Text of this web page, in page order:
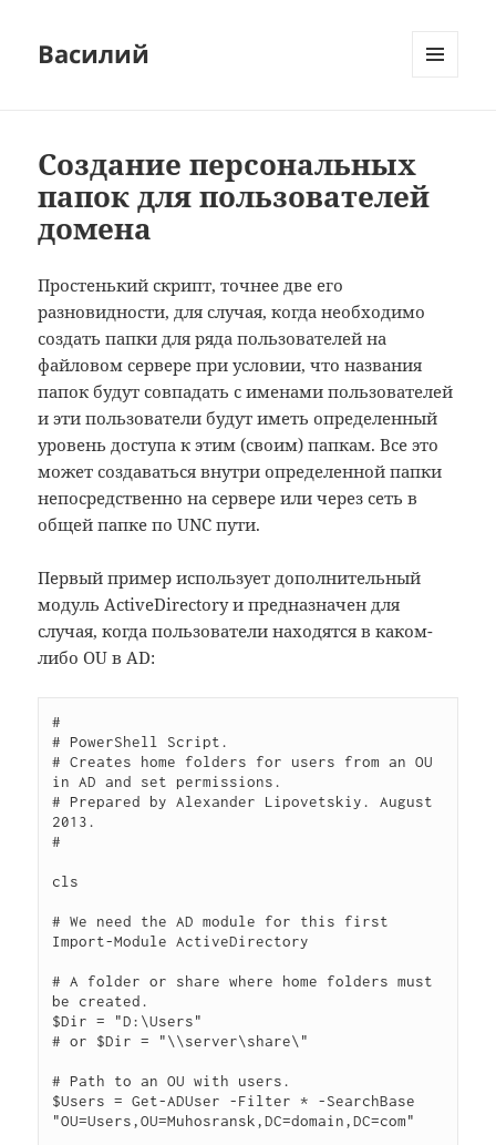
Василий
Создание персональных
папок для пользователей
домена
Простенький скрипт, точнее две его
разновидности, для случая, когда необходимо
создать папки для ряда пользователей на
файловом сервере при условии, что названия
папок будут совпадать с именами пользователей
и эти пользователи будут иметь определенный
уровень доступа к этим (своим) папкам. Все это
может создаваться внутри определенной папки
непосредственно на сервере или через сеть в
общей папке по UNC пути.
Первый пример использует дополнительный
модуль ActiveDirectory и предназначен для
случая, когда пользователи находятся в каком-
либо OU в AD:
#
# PowerShell Script.
# Creates home folders for users from an OU
in AD and set permissions.
# Prepared by Alexander Lipovetskiy. August
2013.
#
cls
# We need the AD module for this first
Import-Module ActiveDirectory
# A folder or share where home folders must
be created.
$Dir = "D:\Users"
# or $Dir = "\\server\share\"
# Path to an OU with users.
$Users = Get-ADUser -Filter * -SearchBase
"OU=Users,OU=Muhosransk,DC=domain,DC=com"